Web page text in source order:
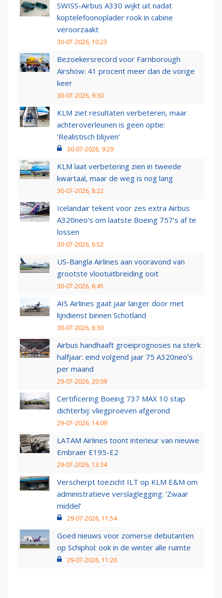
SWISS-Airbus A330 wijkt uit nadat
koptelefoonoplader rook in cabine
veroorzaakt
30-07-2026, 10:23
Bezoekersrecord voor Farnborough
Airshow: 41 procent meer dan de vorige
keer
30-07-2026, 9:30
KLM ziet resultaten verbeteren, maar
achteroverleunen is geen optie:
‘Realistisch blijven’
30-07-2026, 9:29
KLM laat verbetering zien in tweede
kwartaal, maar de weg is nog lang
30-07-2026, 8:22
Icelandair tekent voor zes extra Airbus
A320neo's om laatste Boeing 757's af te
lossen
30-07-2026, 6:52
US-Bangla Airlines aan vooravond van
grootste vlootuitbreiding ooit
30-07-2026, 6:45
AIS Airlines gaat jaar langer door met
lijndienst binnen Schotland
30-07-2026, 6:30
Airbus handhaaft groeiprognoses na sterk
halfjaar: eind volgend jaar 75 A320neo’s
per maand
29-07-2026, 20:09
Certificering Boeing 737 MAX 10 stap
dichterbij: vliegproeven afgerond
29-07-2026, 14:09
LATAM Airlines toont interieur van nieuwe
Embraer E195-E2
29-07-2026, 13:34
Verscherpt toezicht ILT op KLM E&M om
administratieve verslaglegging: ‘Zwaar
middel’
29-07-2026, 11:54
Goed nieuws voor zomerse debutanten
op Schiphol: ook in de winter alle ruimte
29-07-2026, 11:20